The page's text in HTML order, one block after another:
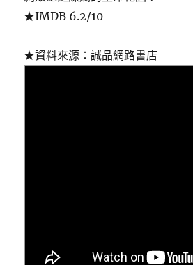
★IMDB 6.2/10
★資料來源：誠品網路書店